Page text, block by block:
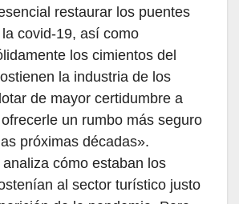
restaurar los puentes
covid-19, así como
los cimientos del
la industria de los
de mayor certidumbre a
un rumbo más seguro
próximas décadas».
cómo estaban los
al sector turístico justo